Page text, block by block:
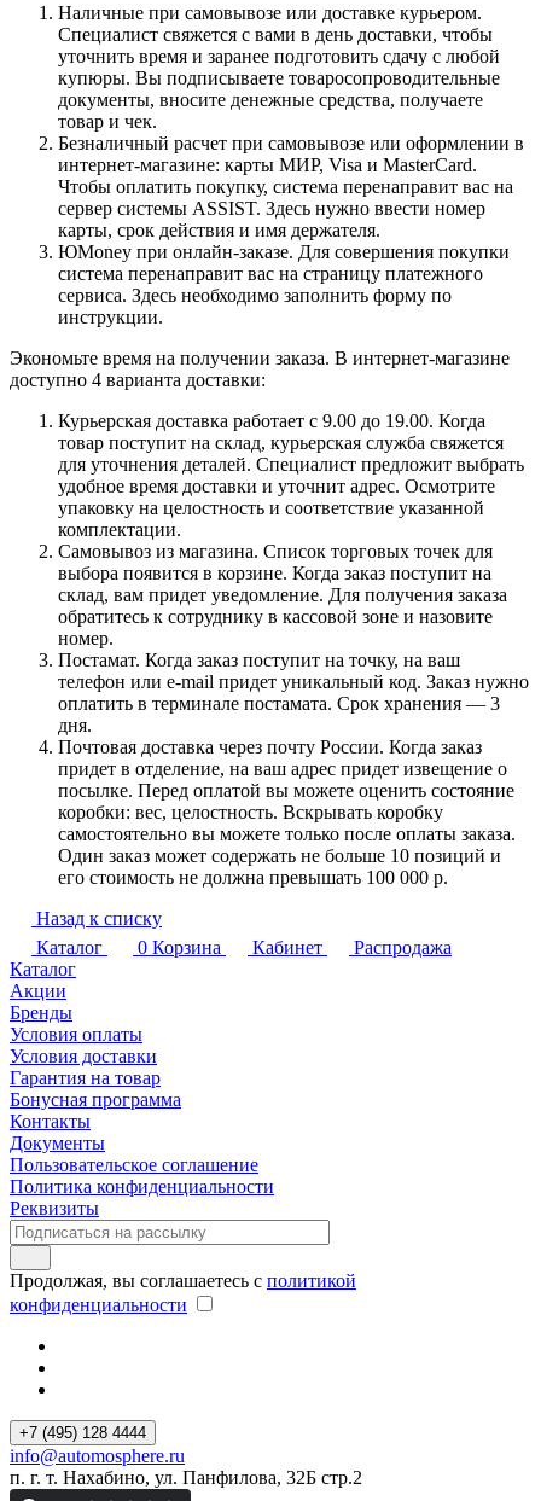
Наличные при самовывозе или доставке курьером.
Специалист свяжется с вами в день доставки, чтобы
уточнить время и заранее подготовить сдачу с любой
купюры. Вы подписываете товаросопроводительные
документы, вносите денежные средства, получаете
товар и чек.
Безналичный расчет при самовывозе или оформлении в
интернет-магазине: карты МИР, Visa и MasterCard.
Чтобы оплатить покупку, система перенаправит вас на
сервер системы ASSIST. Здесь нужно ввести номер
карты, срок действия и имя держателя.
ЮMoney при онлайн-заказе. Для совершения покупки
система перенаправит вас на страницу платежного
сервиса. Здесь необходимо заполнить форму по
инструкции.
Экономьте время на получении заказа. В интернет-магазине
доступно 4 варианта доставки:
Курьерская доставка работает с 9.00 до 19.00. Когда
товар поступит на склад, курьерская служба свяжется
для уточнения деталей. Специалист предложит выбрать
удобное время доставки и уточнит адрес. Осмотрите
упаковку на целостность и соответствие указанной
комплектации.
Самовывоз из магазина. Список торговых точек для
выбора появится в корзине. Когда заказ поступит на
склад, вам придет уведомление. Для получения заказа
обратитесь к сотруднику в кассовой зоне и назовите
номер.
Постамат. Когда заказ поступит на точку, на ваш
телефон или e-mail придет уникальный код. Заказ нужно
оплатить в терминале постамата. Срок хранения — 3
дня.
Почтовая доставка через почту России. Когда заказ
придет в отделение, на ваш адрес придет извещение о
посылке. Перед оплатой вы можете оценить состояние
коробки: вес, целостность. Вскрывать коробку
самостоятельно вы можете только после оплаты заказа.
Один заказ может содержать не больше 10 позиций и
его стоимость не должна превышать 100 000 р.
Назад к списку
Каталог
0 Корзина Кабинет
Распродажа
Каталог
Акции
Бренды
Условия оплаты
Условия доставки
Гарантия на товар
Бонусная программа
Контакты
Документы
Пользовательское соглашение
Политика конфиденциальности
Реквизиты
Продолжая, вы соглашаетесь с политикой
конфиденциальности
+7 (495) 128 4444
info@automosphere.ru
п. г. т. Нахабино, ул. Панфилова, 32Б стр.2